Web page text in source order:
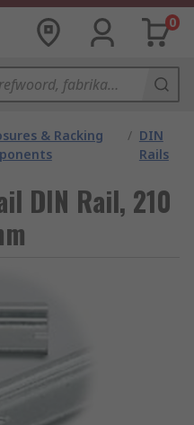
0
& Racking
/ DIN
Rails
DIN Rail, 210